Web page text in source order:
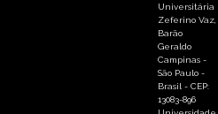
Universitária
Zeferino Vaz,
Barão
Geraldo
Campinas -
São Paulo -
Brasil - CEP:
13083-896